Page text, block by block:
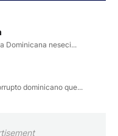
Dominicana neseci...
dominicano que...